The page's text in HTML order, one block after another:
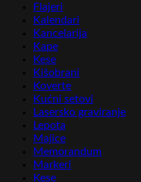
Flajeri
Kalendari
Kancelarija
Kape
Kese
Kišobrani
Koverte
Kućni setovi
Lasersko graviranje
Lepota
Majice
Memorandum
Markeri
Kese